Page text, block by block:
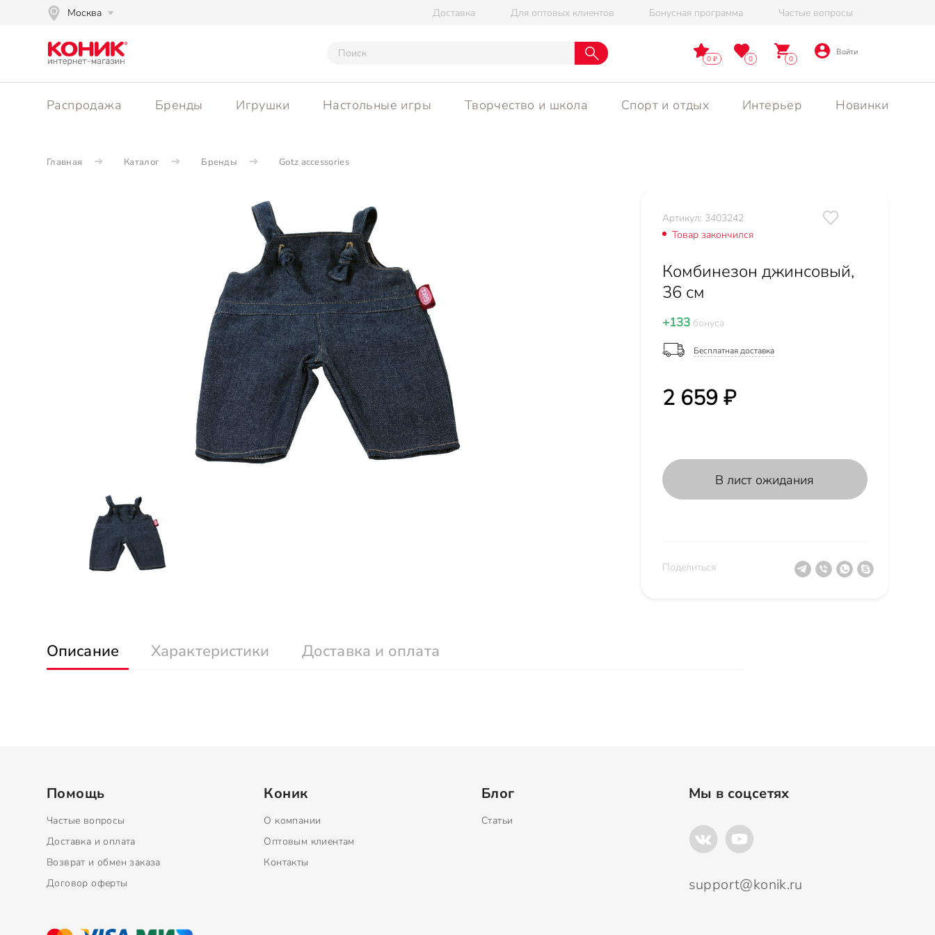
Москва Доставка Для оптовых клиентов Бонусная программа Частые вопросы
0 0 0
Войти
Распродажа Бренды Игрушки Настольные игры Творчество и школа Спорт и отдых Интерьер Новинки
Главная Каталог Бренды Gotz accessories
Артикул: 3403242
Товар закончился
Комбинезон джинсовый,
36 см
+133бонуса
Бесплатная доставка
2 659 ₽
В лист ожидания
Поделиться
Описание Характеристики Доставка и оплата
Помощь
Частые вопросы
Доставка и оплата
Возврат и обмен заказа
Договор оферты
Коник
О компании
Оптовым клиентам
Контакты
Блог
Статьи
Мы в соцсетях
support@konik.ru